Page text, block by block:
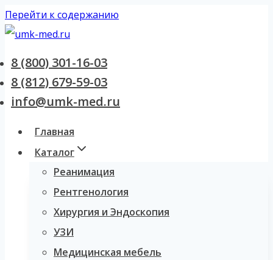
Перейти к содержанию
8 (800) 301-16-03
8 (812) 679-59-03
info@umk-med.ru
Главная
Каталог
Реанимация
Рентгенология
Хирургия и Эндоскопия
УЗИ
Медицинская мебель